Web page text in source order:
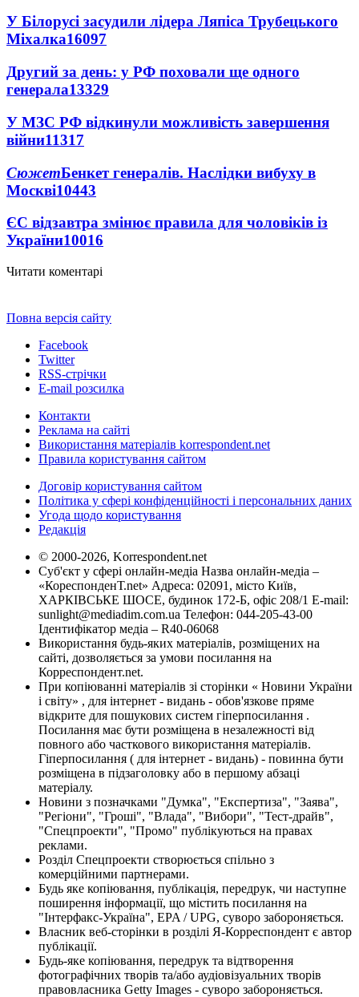
У Білорусі засудили лідера Ляпіса Трубецького
Міхалка16097
Другий за день: у РФ поховали ще одного
генерала13329
У МЗС РФ відкинули можливість завершення
війни11317
СюжетБенкет генералів. Наслідки вибуху в
Москві10443
ЄС відзавтра змінює правила для чоловіків із
України10016
Читати коментарі
Повна версія сайту
Facebook
Twitter
RSS-стрічки
E-mail розсилка
Контакти
Реклама на сайті
Використання матеріалів korrespondent.net
Правила користування сайтом
Договір користування сайтом
Політика у сфері конфіденційності і персональних даних
Угода щодо користування
Редакція
© 2000-2026, Korrespondent.net
Суб'єкт у сфері онлайн-медіа Назва онлайн-медіа –
«КореспонденТ.net» Адреса: 02091, місто Київ,
ХАРКІВСЬКЕ ШОСЕ, будинок 172-Б, офіс 208/1 E-mail:
sunlight@mediadim.com.ua Телефон: 044-205-43-00
Ідентифікатор медіа – R40-06068
Використання будь-яких матеріалів, розміщених на
сайті, дозволяється за умови посилання на
Корреспондент.net.
При копіюванні матеріалів зі сторінки « Новини України
і світу» , для інтернет - видань - обов'язкове пряме
відкрите для пошукових систем гіперпосилання .
Посилання має бути розміщена в незалежності від
повного або часткового використання матеріалів.
Гіперпосилання ( для інтернет - видань) - повинна бути
розміщена в підзаголовку або в першому абзаці
матеріалу.
Новини з позначками "Думка", "Експертиза", "Заява",
"Регіони", "Гроші", "Влада", "Вибори", "Тест-драйв",
"Спецпроекти", "Промо" публікуються на правах
реклами.
Розділ Спецпроекти створюється спільно з
комерційними партнерами.
Будь яке копіювання, публікація, передрук, чи наступне
поширення інформації, що містить посилання на
"Інтерфакс-Україна", EPA / UPG, суворо забороняється.
Власник веб-сторінки в розділі Я-Корреспондент є автор
публікації.
Будь-яке копіювання, передрук та відтворення
фотографічних творів та/або аудіовізуальних творів
правовласника Getty Images - суворо забороняється.